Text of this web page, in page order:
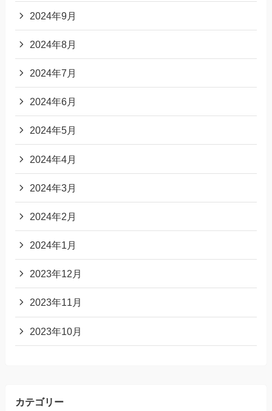
2024年9月
2024年8月
2024年7月
2024年6月
2024年5月
2024年4月
2024年3月
2024年2月
2024年1月
2023年12月
2023年11月
2023年10月
カテゴリー